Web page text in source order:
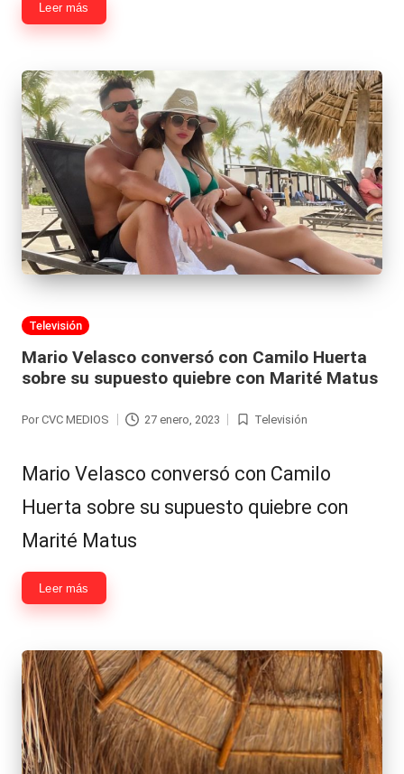
Leer más
Publicada
Televisión
Mario Velasco conversó con Camilo Huerta
sobre su supuesto quiebre con Marité Matus
Por CVC MEDIOS 27 enero, 2023
Publicada
Televisión
Mario Velasco conversó con Camilo
Huerta sobre su supuesto quiebre con
Marité Matus
Leer más